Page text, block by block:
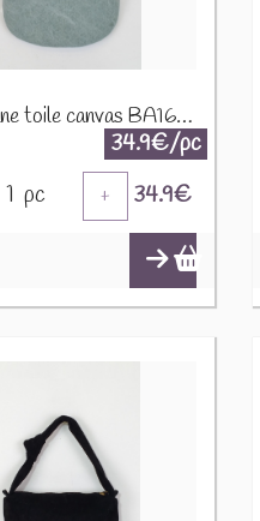
Sac banane toile canvas BA166 Vert d'eau
34.9€/pc
1 pc + 34.9€